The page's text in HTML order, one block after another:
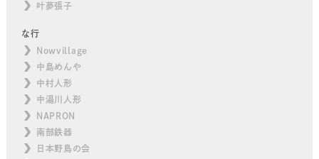
叶夢張子
な行
Nowvillage
中島めんや
中村人形
中湯川人形
NAPRON
南部鉄器
日本野鳥の会